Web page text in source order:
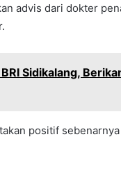
advis dari dokter
Sidikalang,
positif